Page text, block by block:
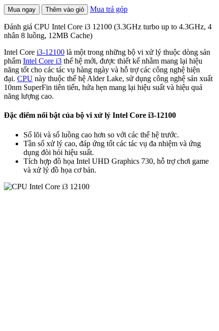
Mua ngay Thêm vào giỏ Mua trả góp
Đánh giá CPU Intel Core i3 12100 (3.3GHz turbo up to 4.3GHz, 4
nhân 8 luồng, 12MB Cache)
Intel Core i3-12100 là một trong những bộ vi xử lý thuộc dòng sản
phẩm Intel Core i3 thế hệ mới, được thiết kế nhằm mang lại hiệu
năng tốt cho các tác vụ hàng ngày và hỗ trợ các công nghệ hiện
đại. CPU này thuộc thế hệ Alder Lake, sử dụng công nghệ sản xuất
10nm SuperFin tiên tiến, hứa hẹn mang lại hiệu suất và hiệu quả
năng lượng cao.
Đặc điểm nổi bật của bộ vi xử lý Intel Core i3-12100
Số lõi và số luồng cao hơn so với các thế hệ trước.
Tần số xử lý cao, đáp ứng tốt các tác vụ đa nhiệm và ứng
dụng đòi hỏi hiệu suất.
Tích hợp đồ họa Intel UHD Graphics 730, hỗ trợ chơi game
và xử lý đồ họa cơ bản.